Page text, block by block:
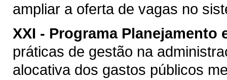
ampliar a oferta de vagas no
XXI - Programa Planejamento
práticas de gestão na
alocativa dos gastos públicos